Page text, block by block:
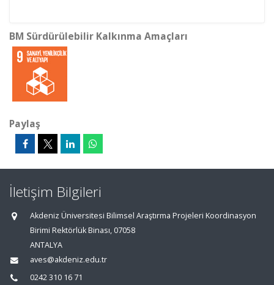
BM Sürdürülebilir Kalkınma Amaçları
Paylaş
İletişim Bilgileri
Akdeniz Üniversitesi Bilimsel Araştırma Projeleri Koordinasyon
Birimi Rektörlük Binası, 07058
ANTALYA
aves@akdeniz.edu.tr
0242 310 16 71